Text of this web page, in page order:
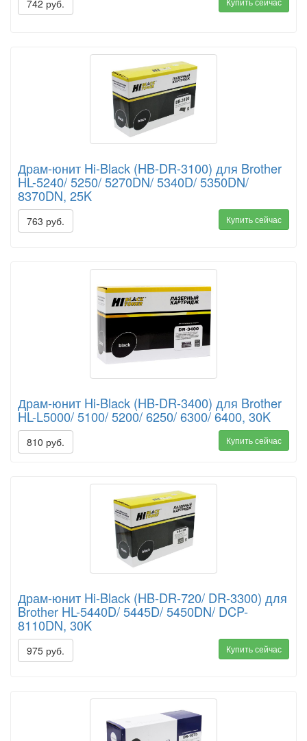
742 руб.
Драм-юнит Hi-Black (HB-DR-3100) для Brother
HL-5240/ 5250/ 5270DN/ 5340D/ 5350DN/
8370DN, 25K
763 руб. Купить сейчас
Драм-юнит Hi-Black (HB-DR-3400) для Brother
HL-L5000/ 5100/ 5200/ 6250/ 6300/ 6400, 30K
810 руб. Купить сейчас
Драм-юнит Hi-Black (HB-DR-720/ DR-3300) для
Brother HL-5440D/ 5445D/ 5450DN/ DCP-
8110DN, 30K
975 руб. Купить сейчас